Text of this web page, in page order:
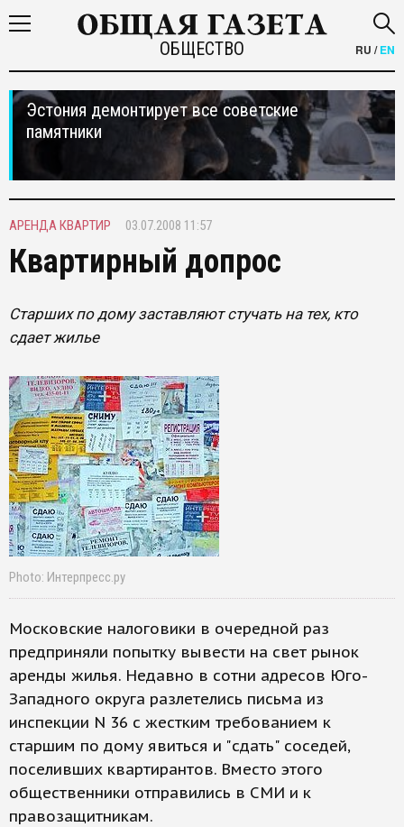
ОБЩЕСТВО RU /EN
Эстония демонтирует все советские
памятники
АРЕНДА КВАРТИР 03.07.2008 11:57
Квартирный допрос
Старших по дому заставляют стучать на тех, кто
сдает жилье
Photo: Интерпресс.ру
Московские налоговики в очередной раз
предприняли попытку вывести на свет рынок
аренды жилья. Недавно в сотни адресов Юго-
Западного округа разлетелись письма из
инспекции N 36 с жестким требованием к
старшим по дому явиться и "сдать" соседей,
поселивших квартирантов. Вместо этого
общественники отправились в СМИ и к
правозащитникам.